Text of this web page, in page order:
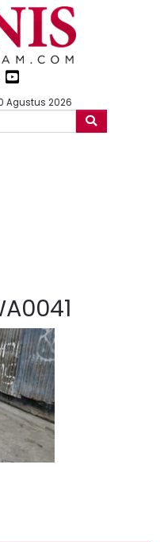
Agustus 2026